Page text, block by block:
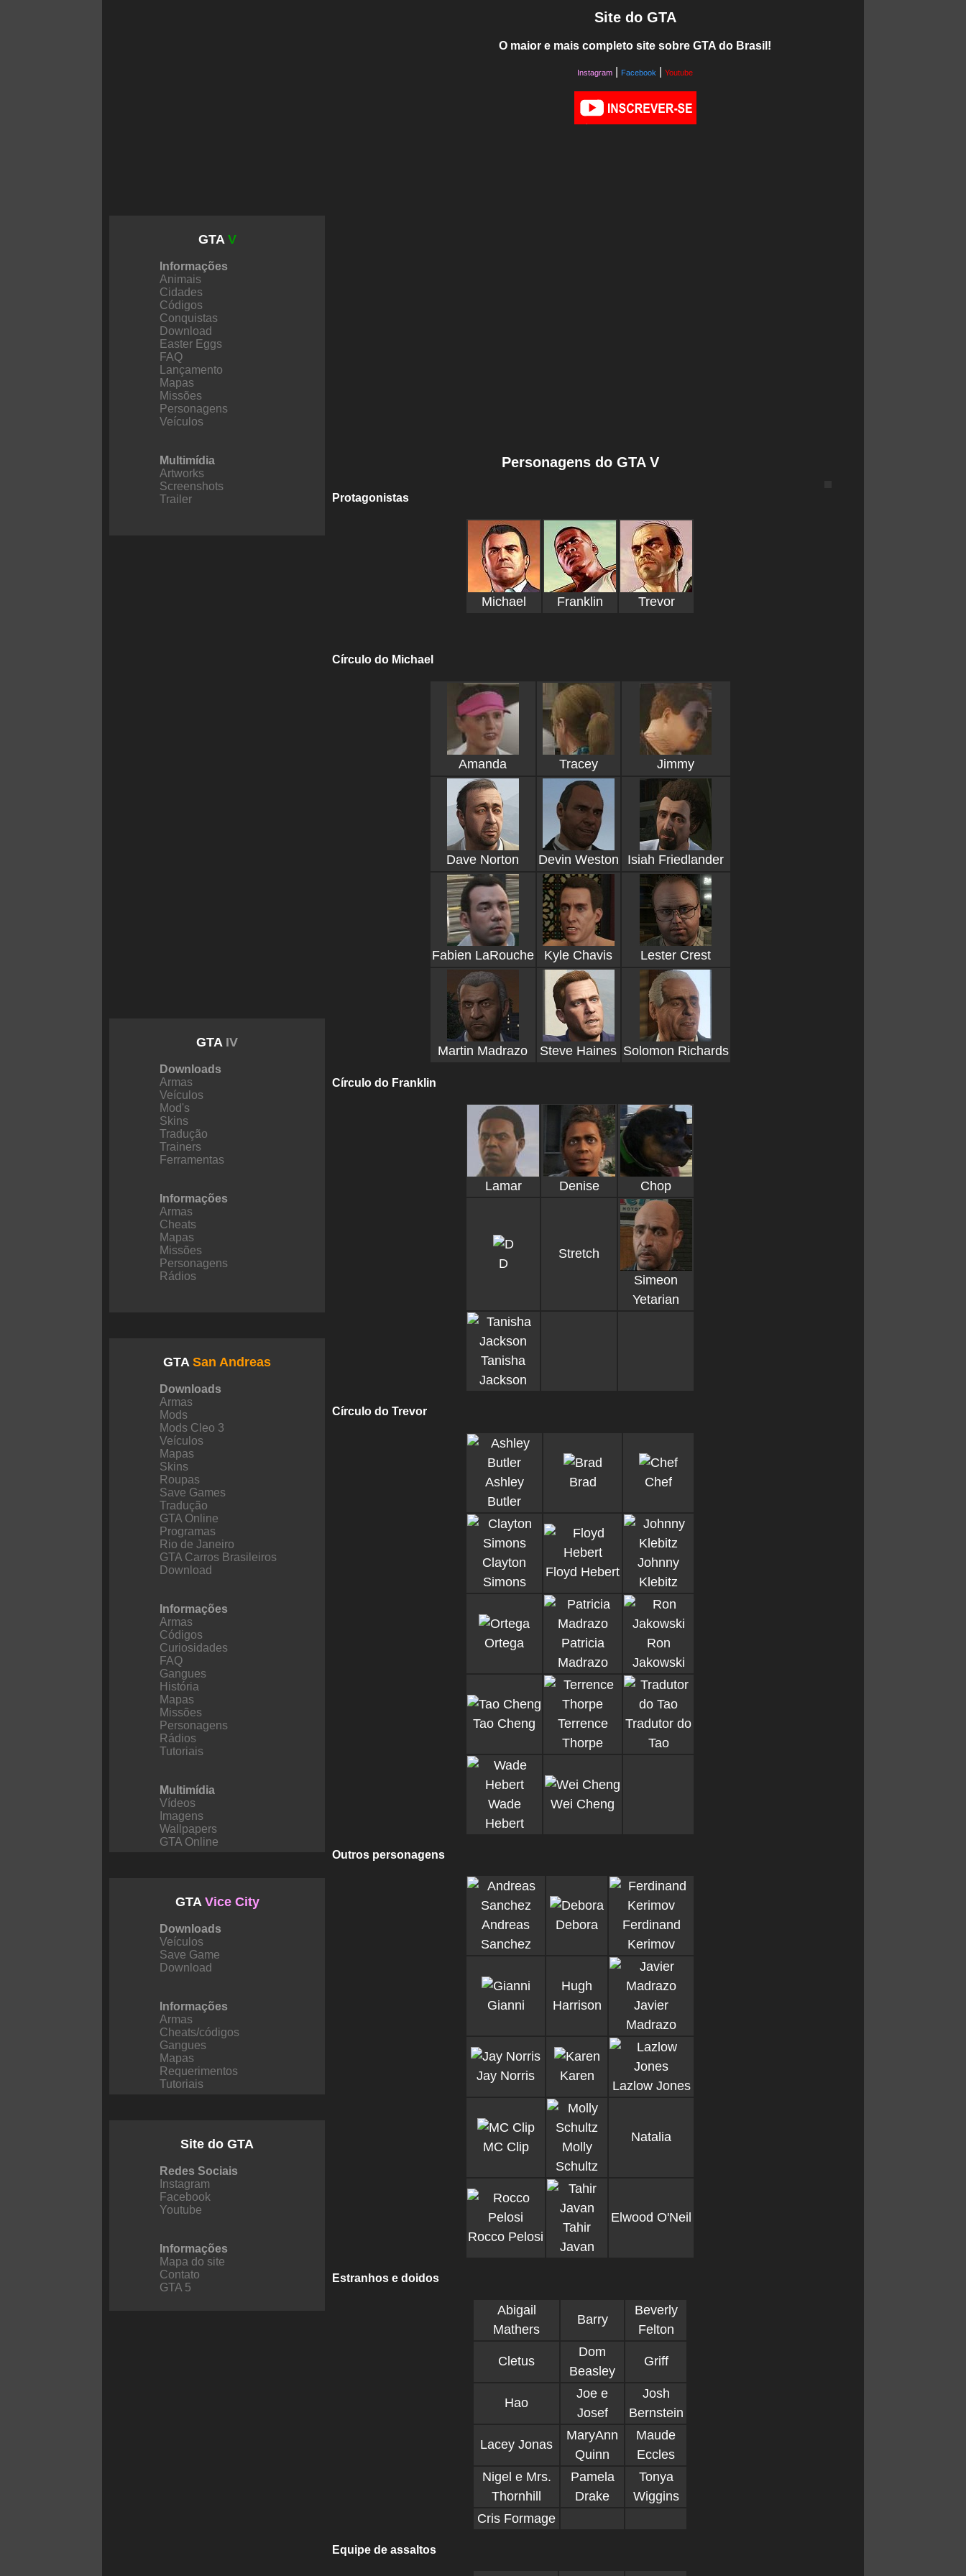
Site do GTA
O maior e mais completo site sobre GTA do Brasil!
Instagram Facebook Youtube
GTA V
Informações
Animais
Cidades
Códigos
Conquistas
Download
Easter Eggs
FAQ
Lançamento
Mapas
Missões
Personagens
Veículos
Multimídia
Artworks
Screenshots
Trailer
GTA IV
Downloads
Armas
Veículos
Mod's
Skins
Tradução
Trainers
Ferramentas
Informações
Armas
Cheats
Mapas
Missões
Personagens
Rádios
GTA San Andreas
Downloads
Armas
Mods
Mods Cleo 3
Veículos
Mapas
Skins
Roupas
Save Games
Tradução
GTA Online
Programas
Rio de Janeiro
GTA Carros Brasileiros
Download
Informações
Armas
Códigos
Curiosidades
FAQ
Gangues
História
Mapas
Missões
Personagens
Rádios
Tutoriais
Multimídia
Vídeos
Imagens
Wallpapers
GTA Online
GTA Vice City
Downloads
Veículos
Save Game
Download
Informações
Armas
Cheats/códigos
Gangues
Mapas
Requerimentos
Tutoriais
Site do GTA
Redes Sociais
Instagram
Facebook
Youtube
Informações
Mapa do site
Contato
GTA 5
Personagens do GTA V
Protagonistas
Michael Franklin Trevor
Círculo do Michael
Amanda Tracey Jimmy
Dave Norton Devin Weston Isiah Friedlander
Fabien LaRouche Kyle Chavis Lester Crest
Martin Madrazo Steve Haines Solomon Richards
Círculo do Franklin
Lamar Denise Chop
D
Stretch
Simeon
Yetarian
Tanisha
Jackson
Círculo do Trevor
Ashley
Butler
Brad Chef
Clayton
Simons
Floyd Hebert
Johnny
Klebitz
Ortega
Patricia
Madrazo
Ron
Jakowski
Tao Cheng
Terrence
Thorpe
Tradutor do
Tao
Wade
Hebert
Wei Cheng
Outros personagens
Andreas
Sanchez
Debora
Ferdinand
Kerimov
Gianni
Hugh
Harrison
Javier
Madrazo
Jay Norris Karen
Lazlow Jones
MC Clip
Molly
Schultz
Natalia
Rocco Pelosi
Tahir
Javan
Elwood O'Neil
Estranhos e doidos
Abigail
Mathers
Barry
Beverly
Felton
Cletus
Dom
Beasley
Griff
Hao
Joe e
Josef
Josh
Bernstein
Lacey Jonas
MaryAnn
Quinn
Maude
Eccles
Nigel e Mrs.
Thornhill
Pamela
Drake
Tonya
Wiggins
Cris Formage
Equipe de assaltos